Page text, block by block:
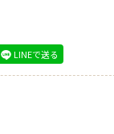
LINEで送る